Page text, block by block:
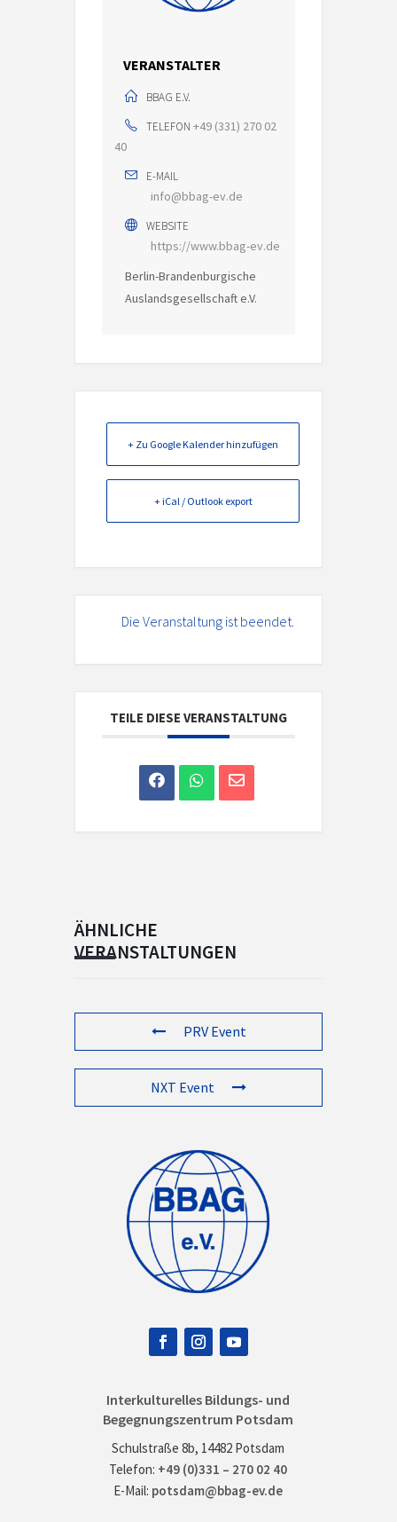
VERANSTALTER
BBAG E.V.
TELEFON +49 (331) 270 02
40
E-MAIL
info@bbag-ev.de
WEBSITE
https://www.bbag-ev.de
Berlin-Brandenburgische
Auslandsgesellschaft e.V.
+ Zu Google Kalender hinzufügen
+ iCal / Outlook export
Die Veranstaltung ist beendet.
TEILE DIESE VERANSTALTUNG
ÄHNLICHE
VERANSTALTUNGEN
PRV Event
NXT Event
Interkulturelles Bildungs- und
Begegnungszentrum Potsdam
Schulstraße 8b, 14482 Potsdam
Telefon: +49 (0)331 – 270 02 40
E-Mail: potsdam@bbag-ev.de